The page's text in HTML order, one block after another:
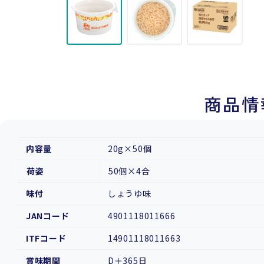
商品
内容量
20g×50個
荷姿
50個×4合
味付
しょうゆ味
JANコード
4901118011666
ITFコード
14901118011663
賞味期間
D＋365日